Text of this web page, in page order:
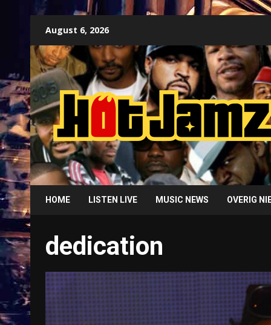
content
August 6, 2026
HOME LISTEN LIVE MUSIC NEWS OVERIG
dedication